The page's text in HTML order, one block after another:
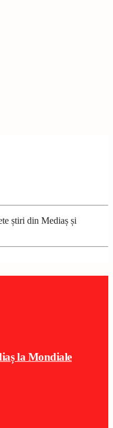
știri din Mediaș și
la Mondiale